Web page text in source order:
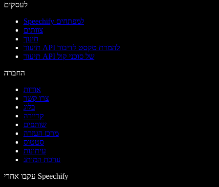
לעסקים
Speechify למפתחים
צוותים
חינוך
תיעוד API להמרת טקסט לדיבור
תיעוד API של סוכני קול
החברה
אודות
צרו קשר
בלוג
קריירה
שותפים
מרכז העזרה
סטטוס
עיתונות
ערכת המותג
עקבו אחרי Speechify